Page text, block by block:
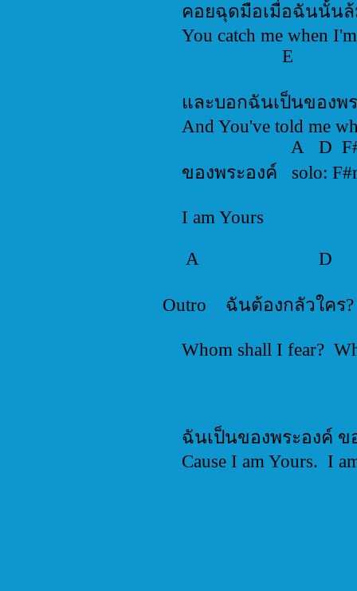
คอยฉุดมือเ
You catch
E
และบอกฉัน
And You've
A D
ของพระองค์
I am Yours
A D
Outro ฉันต้องกลั
Whom shall I
ฉันเป็นของพ
Cause I am Yours. I